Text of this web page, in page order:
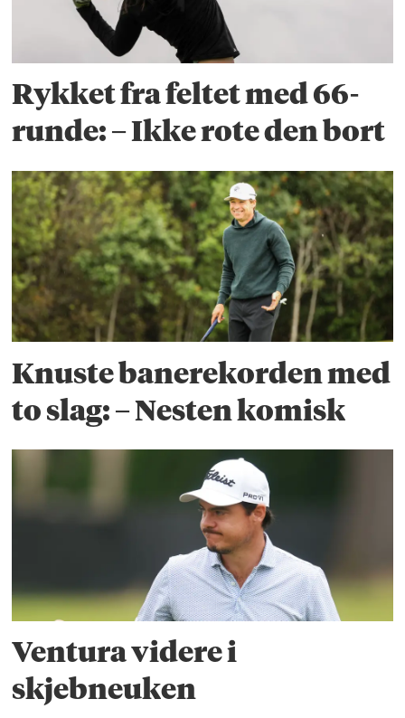
Rykket fra feltet med 66-
runde: – Ikke rote den bort
Knuste banerekorden med
to slag: – Nesten komisk
Ventura videre i
skjebneuken